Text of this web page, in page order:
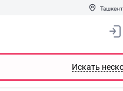
Ташкент
Искать